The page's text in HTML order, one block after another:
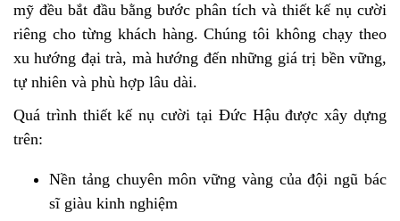
mỹ đều bắt đầu bằng bước phân tích và thiết kế nụ cười
riêng cho từng khách hàng. Chúng tôi không chạy theo
xu hướng đại trà, mà hướng đến những giá trị bền vững,
tự nhiên và phù hợp lâu dài.
Quá trình thiết kế nụ cười tại Đức Hậu được xây dựng
trên:
Nền tảng chuyên môn vững vàng của đội ngũ bác
sĩ giàu kinh nghiệm